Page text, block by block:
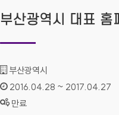
부산광역시 대표 홈
기관명 :
부산광역시
인증기간 :
2016.04.28 ~ 2017.04.27
상태 :
만료